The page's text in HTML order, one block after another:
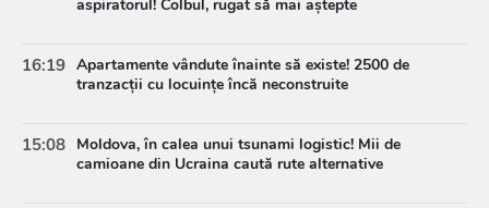
aspiratorul! Colbul, rugat să mai aștepte
16:19 Apartamente vândute înainte să existe! 2500 de
tranzacții cu locuințe încă neconstruite
15:08 Moldova, în calea unui tsunami logistic! Mii de
camioane din Ucraina caută rute alternative